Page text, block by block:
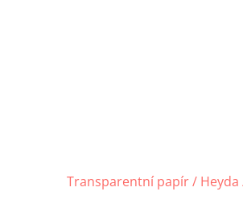
Transparentní papír / Heyda